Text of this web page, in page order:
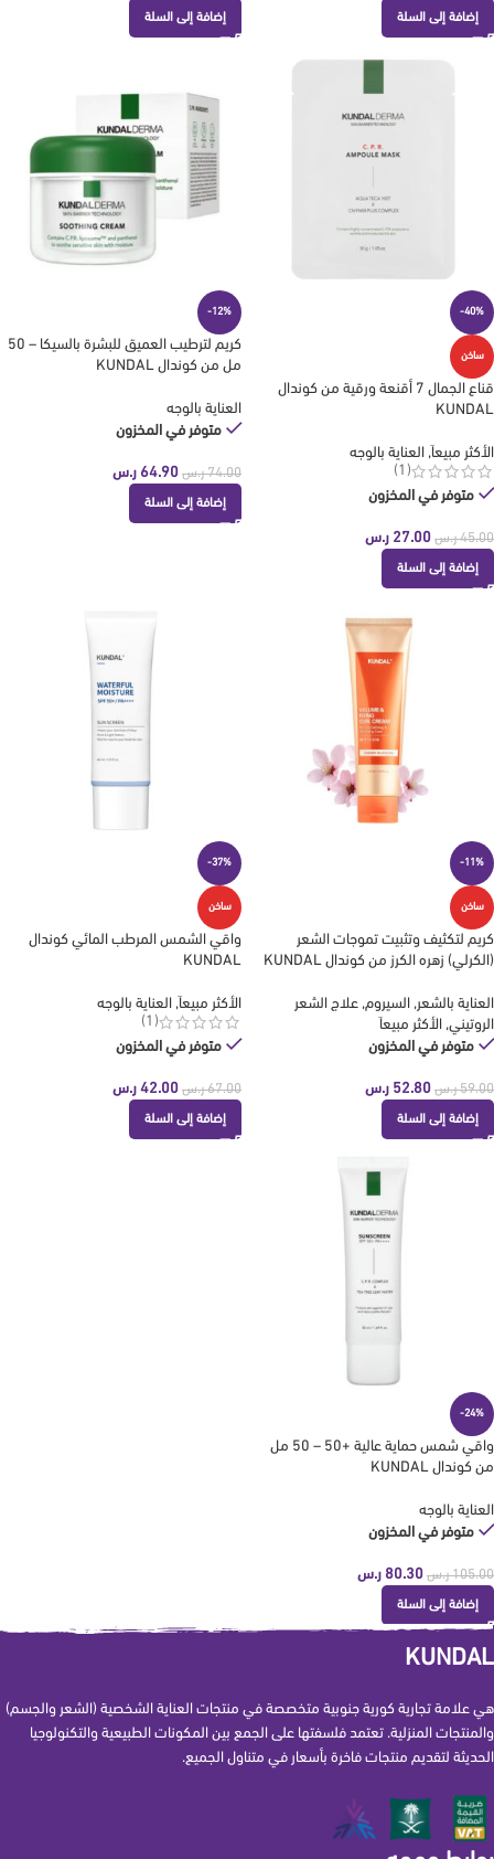
إضافة إلى السلة إضافة إلى السلة
-40%
ساخن
قناع الجمال 7 أقنعة ورقية من كوندال
KUNDAL
الأكثر مبيعاَ, العناية بالوجه
(1)
متوفر في المخزون
45.00 ر.س 27.00 ر.س
إضافة إلى السلة
-12%
كريم لترطيب العميق للبشرة بالسيكا – 50
مل من كوندال KUNDAL
العناية بالوجه
متوفر في المخزون
74.00 ر.س 64.90 ر.س
إضافة إلى السلة
-11%
ساخن
كريم لتكثيف وتثبيت تموجات الشعر
(الكرلي) زهره الكرز من كوندال KUNDAL
العناية بالشعر, السيروم, علاج الشعر
الروتيني, الأكثر مبيعاَ
متوفر في المخزون
59.00 ر.س 52.80 ر.س
إضافة إلى السلة
-37%
ساخن
واقي الشمس المرطب المائي كوندال
KUNDAL
الأكثر مبيعاَ, العناية بالوجه
(1)
متوفر في المخزون
67.00 ر.س 42.00 ر.س
إضافة إلى السلة
-24%
واقي شمس حماية عالية +50 – 50 مل
من كوندال KUNDAL
العناية بالوجه
متوفر في المخزون
105.00 ر.س 80.30 ر.س
إضافة إلى السلة
KUNDAL
هي علامة تجارية كورية جنوبية متخصصة في منتجات العناية الشخصية (الشعر والجسم)
والمنتجات المنزلية. تعتمد فلسفتها على الجمع بين المكونات الطبيعية والتكنولوجيا
الحديثة لتقديم منتجات فاخرة بأسعار في متناول الجميع.